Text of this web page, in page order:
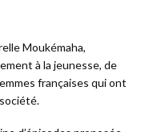
Moukémaha,
à la jeunesse, de
françaises qui ont